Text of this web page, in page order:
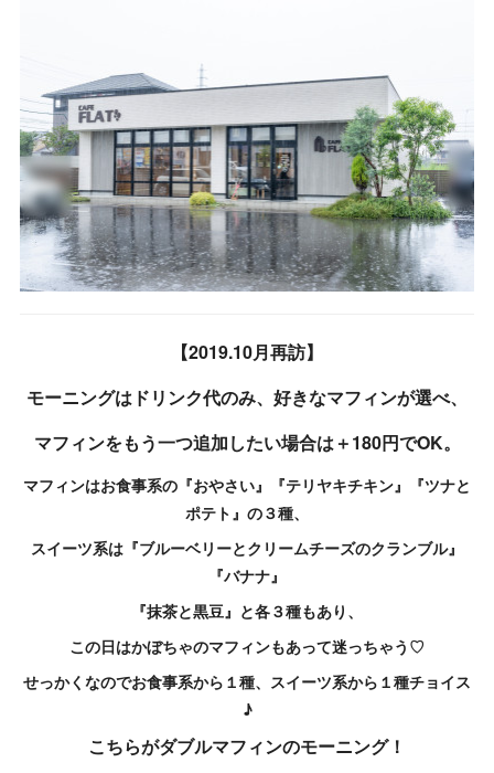
【2019.10月再訪】
モーニングはドリンク代のみ、好きなマフィンが選べ、
マフィンをもう一つ追加したい場合は＋180円でOK。
マフィンはお食事系の『おやさい』『テリヤキチキン』『ツナと
ポテト』の３種、
スイーツ系は『ブルーベリーとクリームチーズのクランブル』
『バナナ』
『抹茶と黒豆』と各３種もあり、
この日はかぼちゃのマフィンもあって迷っちゃう♡
せっかくなのでお食事系から１種、スイーツ系から１種チョイス
♪
こちらがダブルマフィンのモーニング！